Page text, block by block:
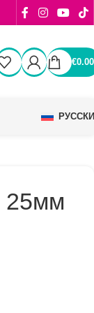
€0.00
25мм